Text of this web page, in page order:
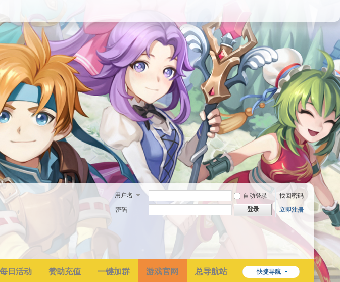
用户名 自动登录
找回密码
密码
登录 立即注册
快捷导航
每日活动 赞助充值 一键加群 游戏官网 总导航站